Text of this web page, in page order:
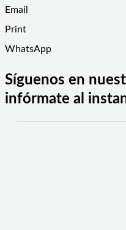
Email
Print
WhatsApp
Síguenos en
infórmate al